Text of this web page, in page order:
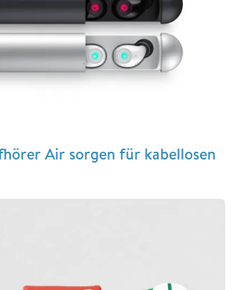
Air sorgen für kabellosen